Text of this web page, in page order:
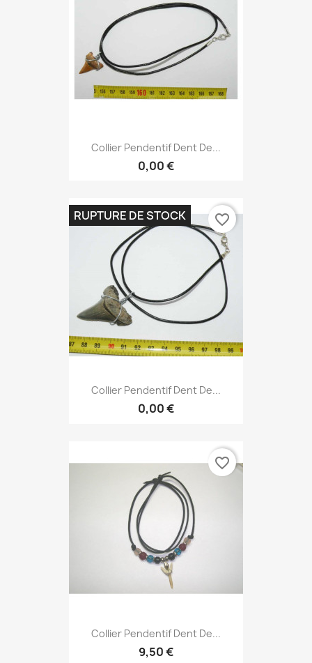
Collier Pendentif Dent De...
0,00 €
Collier Pendentif Dent De...
0,00 €
RUPTURE DE STOCK favorite_border
Collier Pendentif Dent De...
9,50 €
favorite_border